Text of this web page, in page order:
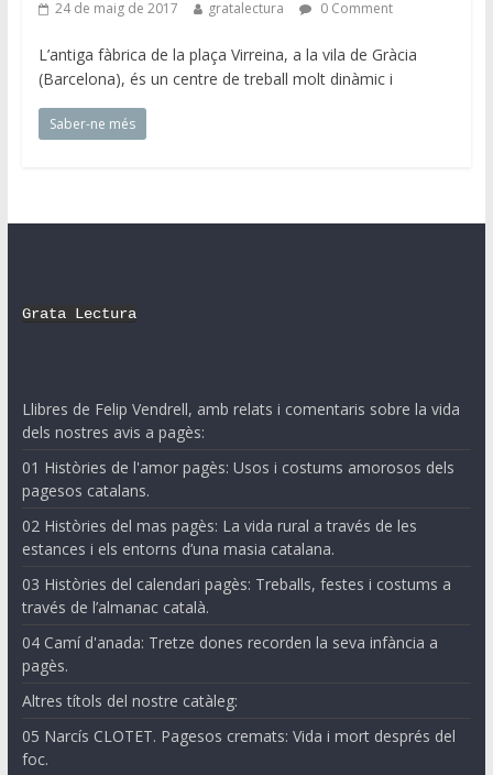
24 de maig de 2017 gratalectura 0 Comment
L’antiga fàbrica de la plaça Virreina, a la vila de Gràcia
(Barcelona), és un centre de treball molt dinàmic i
Saber-ne més
Grata Lectura
Llibres de Felip Vendrell, amb relats i comentaris sobre la vida
dels nostres avis a pagès:
01 Històries de l'amor pagès: Usos i costums amorosos dels
pagesos catalans.
02 Històries del mas pagès: La vida rural a través de les
estances i els entorns d’una masia catalana.
03 Històries del calendari pagès: Treballs, festes i costums a
través de l’almanac català.
04 Camí d'anada: Tretze dones recorden la seva infància a
pagès.
Altres títols del nostre catàleg:
05 Narcís CLOTET. Pagesos cremats: Vida i mort després del
foc.